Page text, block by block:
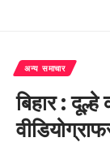
अन्य समाचार
बिहार :